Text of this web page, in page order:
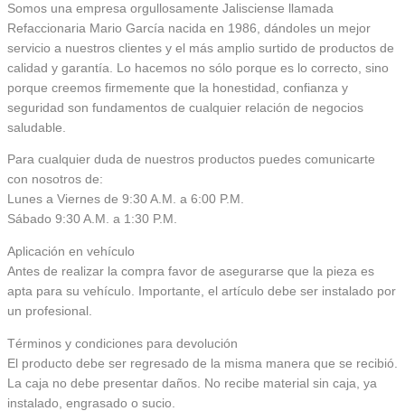
Somos una empresa orgullosamente Jalisciense llamada
Refaccionaria Mario García nacida en 1986, dándoles un mejor
servicio a nuestros clientes y el más amplio surtido de productos de
calidad y garantía. Lo hacemos no sólo porque es lo correcto, sino
porque creemos firmemente que la honestidad, confianza y
seguridad son fundamentos de cualquier relación de negocios
saludable.
Para cualquier duda de nuestros productos puedes comunicarte
con nosotros de:
Lunes a Viernes de 9:30 A.M. a 6:00 P.M.
Sábado 9:30 A.M. a 1:30 P.M.
Aplicación en vehículo
Antes de realizar la compra favor de asegurarse que la pieza es
apta para su vehículo. Importante, el artículo debe ser instalado por
un profesional.
Términos y condiciones para devolución
El producto debe ser regresado de la misma manera que se recibió.
La caja no debe presentar daños. No recibe material sin caja, ya
instalado, engrasado o sucio.